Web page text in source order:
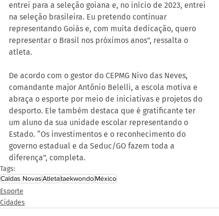
entrei para a seleção goiana e, no início de 2023, entrei
na seleção brasileira. Eu pretendo continuar
representando Goiás e, com muita dedicação, quero
representar o Brasil nos próximos anos”, ressalta o
atleta.
De acordo com o gestor do CEPMG Nivo das Neves,
comandante major Antônio Belelli, a escola motiva e
abraça o esporte por meio de iniciativas e projetos do
desporto. Ele também destaca que é gratificante ter
um aluno da sua unidade escolar representando o
Estado. “Os investimentos e o reconhecimento do
governo estadual e da Seduc/GO fazem toda a
diferença”, completa.
Tags:
Caldas NovasAtletataekwondoMéxico
Esporte
Cidades